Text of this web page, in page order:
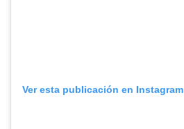
Ver esta publicación en Instagram